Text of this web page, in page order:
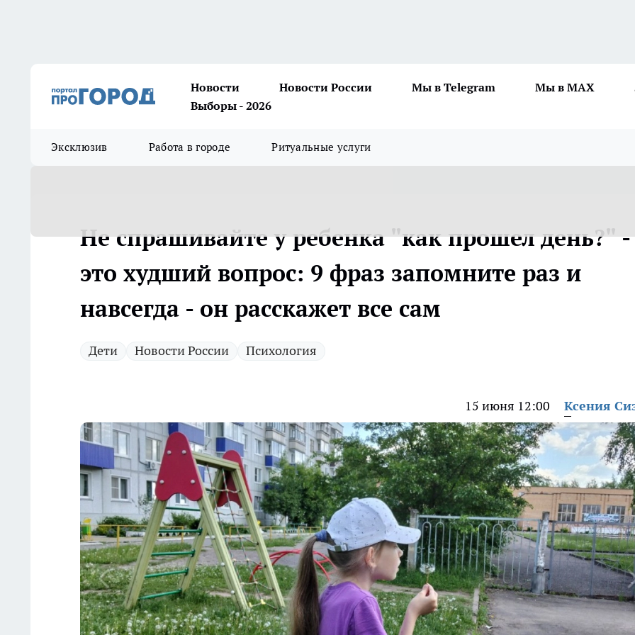
Новости Новости России Мы в Telegram Мы в MAX
Выборы - 2026
Эксклюзив Работа в городе Ритуальные услуги
Не спрашивайте у ребенка "как прошел день?" -
это худший вопрос: 9 фраз запомните раз и
навсегда - он расскажет все сам
Дети Новости России Психология
15 июня 12:00 Ксения